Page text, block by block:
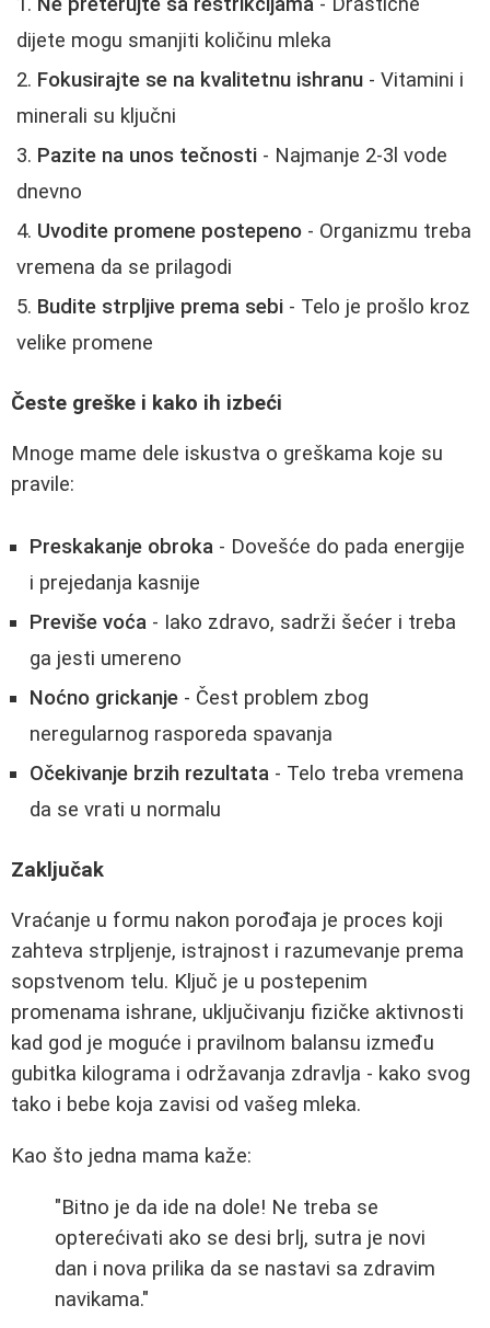
dijete mogu smanjiti količinu mleka
Fokusirajte se na kvalitetnu ishranu - Vitamini i
minerali su ključni
Pazite na unos tečnosti - Najmanje 2-3l vode
dnevno
Uvodite promene postepeno - Organizmu treba
vremena da se prilagodi
Budite strpljive prema sebi - Telo je prošlo kroz
velike promene
Česte greške i kako ih izbeći
Mnoge mame dele iskustva o greškama koje su
pravile:
Preskakanje obroka - Dovešće do pada energije
i prejedanja kasnije
Previše voća - Iako zdravo, sadrži šećer i treba
ga jesti umereno
Noćno grickanje - Čest problem zbog
neregularnog rasporeda spavanja
Očekivanje brzih rezultata - Telo treba vremena
da se vrati u normalu
Zaključak
Vraćanje u formu nakon porođaja je proces koji
zahteva strpljenje, istrajnost i razumevanje prema
sopstvenom telu. Ključ je u postepenim
promenama ishrane, uključivanju fizičke aktivnosti
kad god je moguće i pravilnom balansu između
gubitka kilograma i održavanja zdravlja - kako svog
tako i bebe koja zavisi od vašeg mleka.
Kao što jedna mama kaže:
"Bitno je da ide na dole! Ne treba se
opterećivati ako se desi brlj, sutra je novi
dan i nova prilika da se nastavi sa zdravim
navikama."